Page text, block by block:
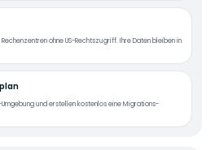
ohne US-Rechtszugriff. Ihre Daten bleiben in
und erstellen kostenlos eine Migrations-